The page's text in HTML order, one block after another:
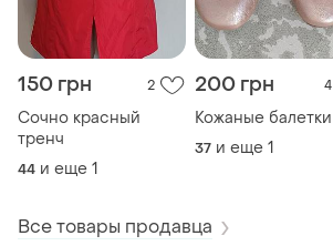
150 грн 2
Сочно красный
тренч
44 и еще 1
200 грн 4
Кожаные балетки
37 и еще 1
Все товары продавца